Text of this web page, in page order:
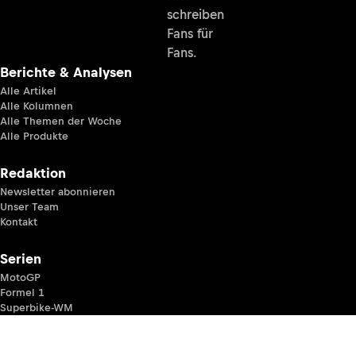
schreiben
Fans für
Fans.
Berichte & Analysen
Alle Artikel
Alle Kolumnen
Alle Themen der Woche
Alle Produkte
Redaktion
Newsletter abonnieren
Unser Team
Kontakt
Serien
MotoGP
Formel 1
Superbike-WM